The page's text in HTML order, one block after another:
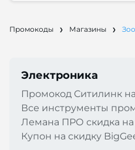
Промокоды Магазины
Электроника
Промокод Cитилинк
Все инструменты
Лемана ПРО скидка на
Купон на скидку